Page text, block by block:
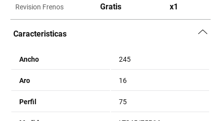
Revision Frenos Gratis x1
Caracteristicas
Ancho 245
Aro 16
Perfil 75